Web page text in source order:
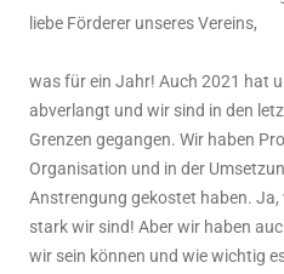
liebe Förderer unseres Vereins,
was für ein Jahr! Auch 2021 hat
abverlangt und wir sind in den
Grenzen gegangen. Wir haben
Organisation und in der
Anstrengung gekostet haben.
stark wir sind! Aber wir haben
wir sein können und wie wichtig